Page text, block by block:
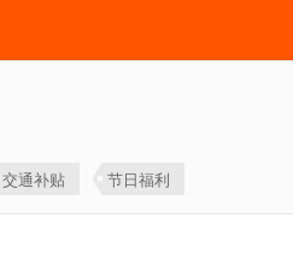
交通补贴 节日福利